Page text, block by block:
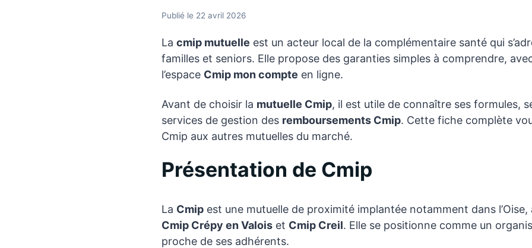
Publié le 22 avril 2026
La cmip mutuelle est un acteur local de la complémentaire santé qui
familles et seniors. Elle propose des garanties simples à comprendre,
l’espace Cmip mon compte en ligne.
Avant de choisir la mutuelle Cmip, il est utile de connaître ses formules,
services de gestion des remboursements Cmip. Cette fiche complète
Cmip aux autres mutuelles du marché.
Présentation de Cmip
La Cmip est une mutuelle de proximité implantée notamment dans l’Oise,
Cmip Crépy en Valois et Cmip Creil. Elle se positionne comme un
proche de ses adhérents.